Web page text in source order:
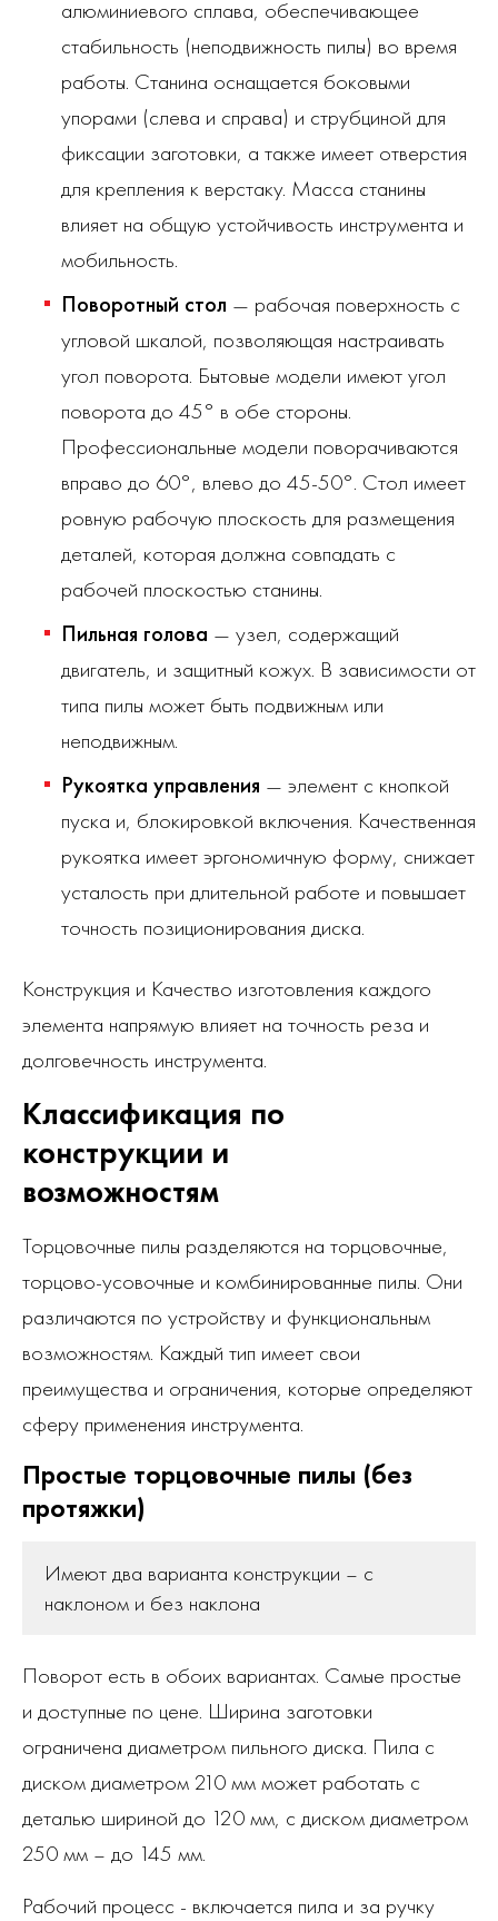
алюминиевого сплава, обеспечивающее
стабильность (неподвижность пилы) во время
работы. Станина оснащается боковыми
упорами (слева и справа) и струбциной для
фиксации заготовки, а также имеет отверстия
для крепления к верстаку. Масса станины
влияет на общую устойчивость инструмента и
мобильность.
Поворотный стол — рабочая поверхность с
угловой шкалой, позволяющая настраивать
угол поворота. Бытовые модели имеют угол
поворота до 45° в обе стороны.
Профессиональные модели поворачиваются
вправо до 60°, влево до 45-50°. Стол имеет
ровную рабочую плоскость для размещения
деталей, которая должна совпадать с
рабочей плоскостью станины.
Пильная голова — узел, содержащий
двигатель, и защитный кожух. В зависимости от
типа пилы может быть подвижным или
неподвижным.
Рукоятка управления — элемент с кнопкой
пуска и, блокировкой включения. Качественная
рукоятка имеет эргономичную форму, снижает
усталость при длительной работе и повышает
точность позиционирования диска.
Конструкция и Качество изготовления каждого
элемента напрямую влияет на точность реза и
долговечность инструмента.
Классификация по
конструкции и
возможностям
Торцовочные пилы разделяются на торцовочные,
торцово-усовочные и комбинированные пилы. Они
различаются по устройству и функциональным
возможностям. Каждый тип имеет свои
преимущества и ограничения, которые определяют
сферу применения инструмента.
Простые торцовочные пилы (без
протяжки)
Имеют два варианта конструкции – с
наклоном и без наклона
Поворот есть в обоих вариантах. Самые простые
и доступные по цене. Ширина заготовки
ограничена диаметром пильного диска. Пила с
диском диаметром 210 мм может работать с
деталью шириной до 120 мм, с диском диаметром
250 мм – до 145 мм.
Рабочий процесс - включается пила и за ручку